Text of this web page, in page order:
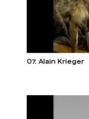
07. Alain Krieger